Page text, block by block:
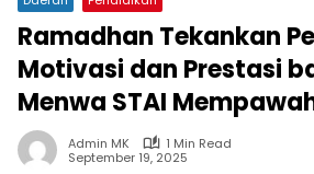
Ramadhan Tekankan
Motivasi dan Prestasi
Menwa STAI
Admin MK
1 Min Read
September 19, 2025